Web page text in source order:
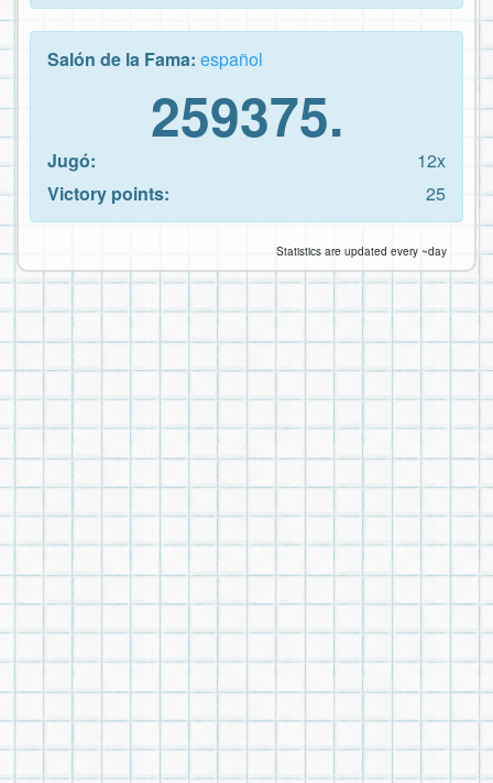
Salón de la Fama: español
259375.
Jugó:
12x
Victory points:
25
Statistics are updated every ~day